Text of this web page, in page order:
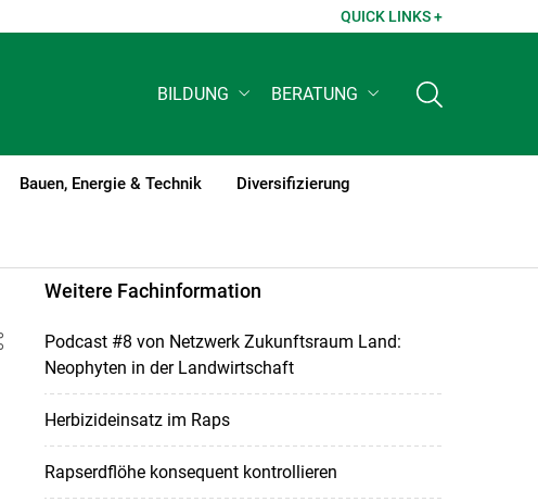
QUICK LINKS +
BILDUNG BERATUNG
Bauen, Energie & Technik Diversifizierung
Weitere Fachinformation
Podcast #8 von Netzwerk Zukunftsraum Land:
Neophyten in der Landwirtschaft
Herbizideinsatz im Raps
Rapserdflöhe konsequent kontrollieren